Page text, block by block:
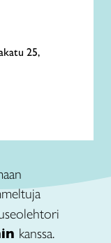
25,
kanssa.